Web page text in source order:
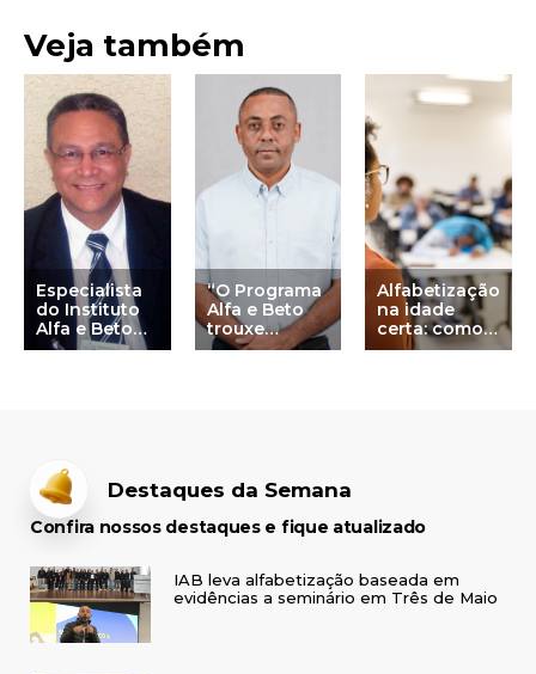
Veja também
Especialista
do Instituto
Alfa e Beto
explica o
“O Programa
Alfa e Beto
trouxe
materiais
alfabetização”,
diz prefeito de
Júlio Borges
(PI)
Alfabetização
na idade
certa: como
transformar
Destaques da Semana
Confira nossos destaques e fique atualizado
IAB leva alfabetização baseada em
evidências a seminário em Três de Maio